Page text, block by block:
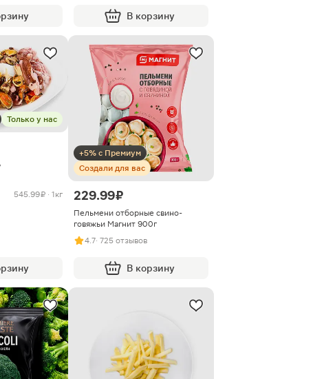
В корзину
Только у нас
545.99 ₽ · 1кг
+5% с Премиум
Создали для вас
229.99 ₽
Пельмени отборные свино-
говяжьи Магнит 900г
4.7· 725 отзывов
В корзину